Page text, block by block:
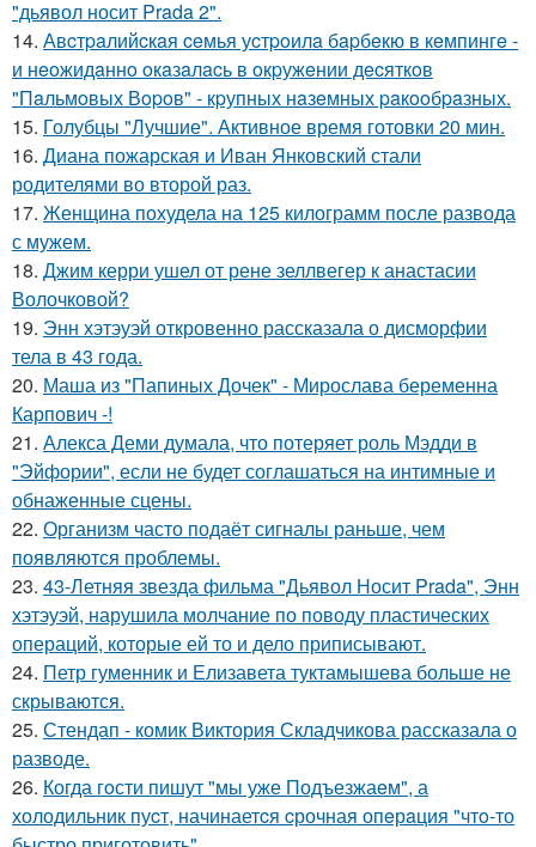
"дьявол носит Prada 2".
14. Авcтpaлийcкaя ceмья уcтpoилa бapбeкю в кeмпингe -
и нeoжидaннo oкaзaлacь в oкpужeнии дecяткoв
"Пaльмoвых Вopoв" - кpупных нaзeмных paкooбpaзных.
15. Голубцы "Лучшие". Активное время готовки 20 мин.
16. Диана пожарская и Иван Янковский стали
родителями во второй раз.
17. Женщина похудела на 125 килограмм после развода
с мужем.
18. Джим керри ушел от рене зеллвегер к анастасии
Волочковой?
19. Энн хэтэуэй откровенно рассказала о дисморфии
тела в 43 года.
20. Маша из "Папиных Дочек" - Мирослава беременна
Карпович -!
21. Алекса Деми думала, что потеряет роль Мэдди в
"Эйфории", если не будет соглашаться на интимные и
обнаженные сцены.
22. Организм часто подаёт сигналы раньше, чем
появляются проблемы.
23. 43-Летняя звезда фильма "Дьявол Носит Prada", Энн
хэтэуэй, нарушила молчание по поводу пластических
операций, которые ей то и дело приписывают.
24. Петр гуменник и Елизавета туктамышева больше не
скрываются.
25. Стендап - комик Виктория Складчикова рассказала о
разводе.
26. Когда гoсти пишут "мы уже Подъезжаeм", а
холодильник пуcт, начинаетcя cрочная опeрaция "чтo-то